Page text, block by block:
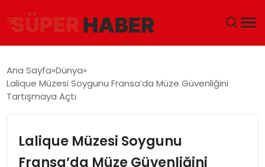
GÜNDEM
Ana Sayfa Dünya
Lalique Müzesi Soygunu Fransa’da Müze Güvenliğini
Tartışmaya Açtı
Lalique Müzesi Soygunu
Fransa’da Müze Güvenliğini